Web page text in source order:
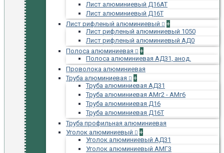
Лист алюминиевый Д16АТ
Лист алюминиевый Д16Т
Лист рифленый алюминиевый
+
Лист рифленый алюминиевый 1050
Лист рифленый алюминиевый АД0
Полоса алюминиевая
+
Полоса алюминиевая АД31, анод.
Проволока алюминиевая
Труба алюминиевая
+
Труба алюминиевая АД31
Труба алюминиевая АМг2 - АМг6
Труба алюминиевая Д16
Труба алюминиевая Д16Т
Труба профильная алюминиевая
Уголок алюминиевый
+
Уголок алюминиевый АД31
Уголок алюминиевый АМГ3